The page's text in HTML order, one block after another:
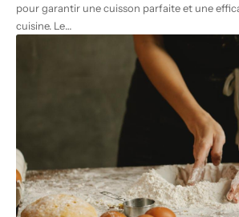
pour garantir une cuisson parfaite et une
cuisine. Le…